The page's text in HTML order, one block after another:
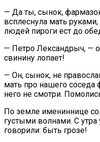
— Да ты, сынок,
всплеснула мать
людей пироги ест до
— Петро Лександрыч, —
свинину лопает!
— Он, сынок, не
мать про нашего
него не смотри.
По земле имениннице
густыми волнами. С
говорили: быть грозе!